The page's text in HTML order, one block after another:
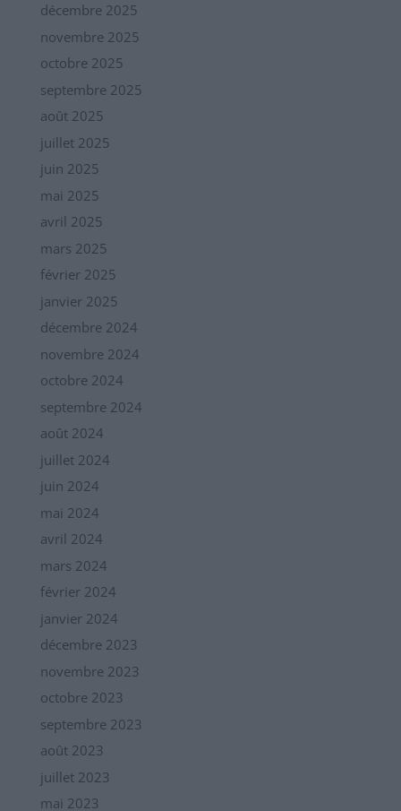
décembre 2025
novembre 2025
octobre 2025
septembre 2025
août 2025
juillet 2025
juin 2025
mai 2025
avril 2025
mars 2025
février 2025
janvier 2025
décembre 2024
novembre 2024
octobre 2024
septembre 2024
août 2024
juillet 2024
juin 2024
mai 2024
avril 2024
mars 2024
février 2024
janvier 2024
décembre 2023
novembre 2023
octobre 2023
septembre 2023
août 2023
juillet 2023
mai 2023